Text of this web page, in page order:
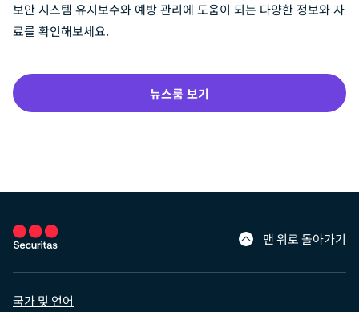
보안 시스템 유지보수와 예방 관리에 도움이 되는 다양한 정보와 자
료를 확인해보세요.
뉴스룸 보기
맨 위로 돌아가기
국가 및 언어